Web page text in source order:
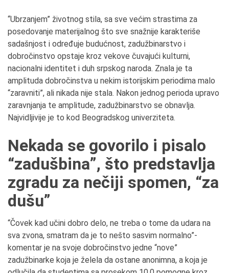
“Ubrzanjem” životnog stila, sa sve većim strastima za
posedovanje materijalnog što sve snažnije karakteriše
sadašnjost i određuje budućnost, zadužbinarstvo i
dobročinstvo opstaje kroz vekove čuvajući kulturni,
nacionalni identitet i duh srpskog naroda. Znala je ta
amplituda dobročinstva u nekim istorijskim periodima malo
“zaravniti”, ali nikada nije stala. Nakon jednog perioda upravo
zaravnjanja te amplitude, zadužbinarstvo se obnavlja.
Najvidljivije je to kod Beogradskog univerziteta.
Nekada se govorilo i pisalo
“zadušbina”, što predstavlja
zgradu za nečiji spomen, “za
dušu”
“Čovek kad učini dobro delo, ne treba o tome da udara na
sva zvona, smatram da je to nešto sasvim normalno”-
komentar je na svoje dobročinstvo jedne “nove”
zadužbinarke koja je želela da ostane anonimna, a koja je